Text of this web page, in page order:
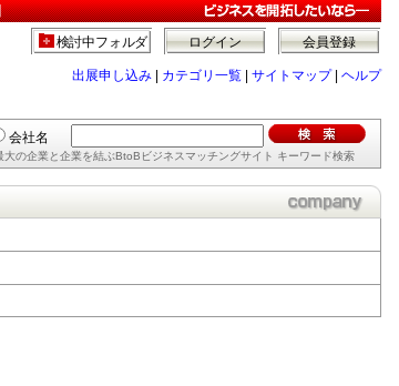
会員登録
ログイン
検討中フォルダ
出展申し込み カテゴリ一覧 サイトマップ| ヘルプ
会社名
大の企業と企業を結ぶBtoBビジネスマッチングサイト キーワード検索